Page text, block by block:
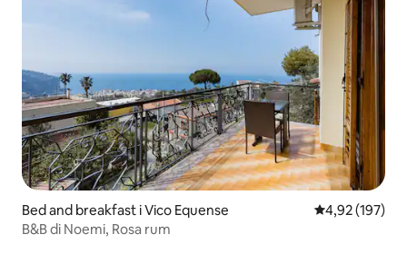
Bed and breakfast i Vico Equense 4,92 av 5 i
4,92 (197)
B&B di Noemi, Rosa rum